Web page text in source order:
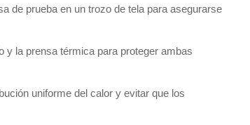
de prueba en un trozo de tela para asegurarse
y la prensa térmica para proteger ambas
uniforme del calor y evitar que los